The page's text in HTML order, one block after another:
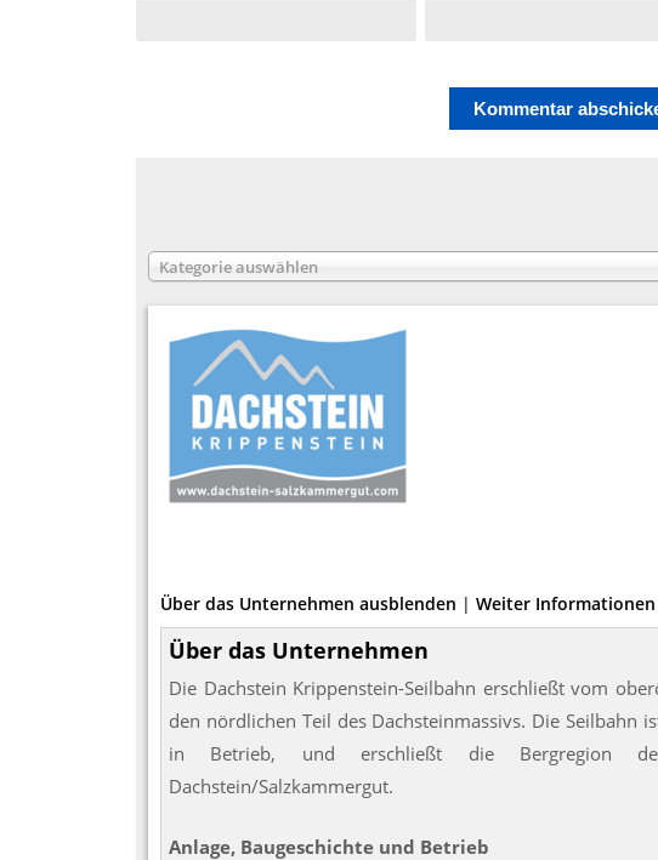
Kategorie auswählen
Über das Unternehmen ausblenden | Weiter
Über das Unternehmen
Die Dachstein Krippenstein-Seilbahn erschließt vom
den nördlichen Teil des Dachsteinmassivs. Die Seilbahn
in Betrieb, und erschließt die Bergregion des
Dachstein/Salzkammergut.
Anlage, Baugeschichte und Betrieb